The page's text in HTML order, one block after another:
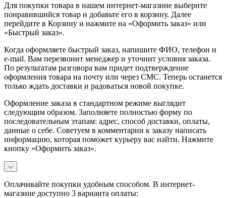
Для покупки товара в нашем интернет-магазине выберите
понравившийся товар и добавьте его в корзину. Далее
перейдите в Корзину и нажмите на «Оформить заказ» или
«Быстрый заказ».
Когда оформляете быстрый заказ, напишите ФИО, телефон и
e-mail. Вам перезвонит менеджер и уточнит условия заказа.
По результатам разговора вам придет подтверждение
оформления товара на почту или через СМС. Теперь останется
только ждать доставки и радоваться новой покупке.
Оформление заказа в стандартном режиме выглядит
следующим образом. Заполняете полностью форму по
последовательным этапам: адрес, способ доставки, оплаты,
данные о себе. Советуем в комментарии к заказу написать
информацию, которая поможет курьеру вас найти. Нажмите
кнопку «Оформить заказ».
Оплачивайте покупки удобным способом. В интернет-
магазине доступно 3 варианта оплаты: